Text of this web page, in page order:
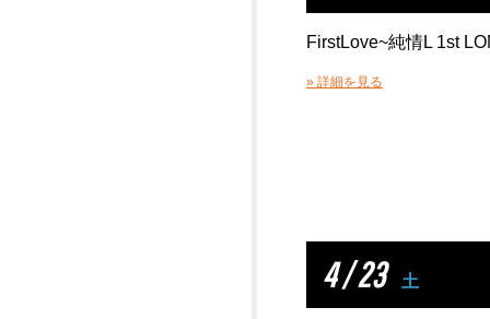
FirstLove~純情L 1st
» 詳細を見る
4 / 23 土